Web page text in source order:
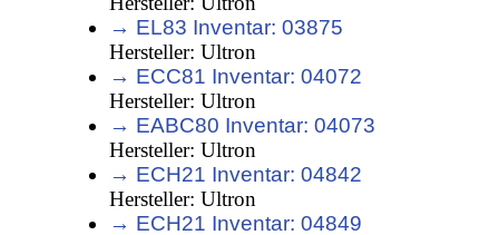
→ EL83 Inventar: 03875
Hersteller: Ultron
→ ECC81 Inventar: 04072
Hersteller: Ultron
→ EABC80 Inventar: 04073
Hersteller: Ultron
→ ECH21 Inventar: 04842
Hersteller: Ultron
→ ECH21 Inventar: 04849